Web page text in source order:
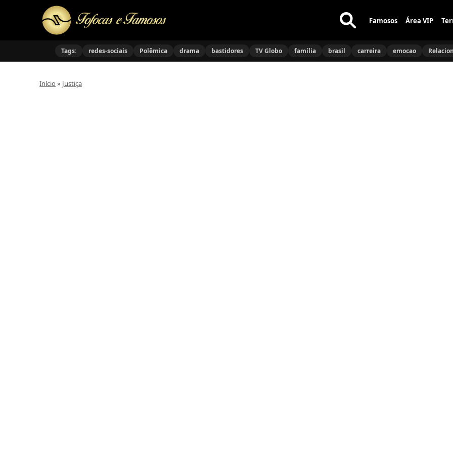
Buscar
no
Famosos Área VIP
Tags: redes-sociais Polêmica drama bastidores TV Globo família brasil carreira emocao
Início » Justiça